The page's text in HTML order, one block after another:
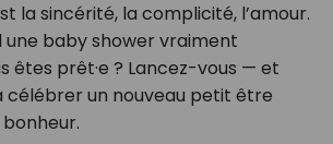
la sincérité, la complicité, l’amour.
une baby shower vraiment
êtes prêt·e ? Lancez-vous — et
célébrer un nouveau petit être